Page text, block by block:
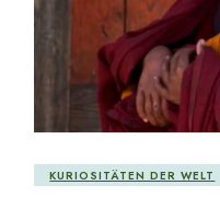
KURIOSITÄTEN DER WELT